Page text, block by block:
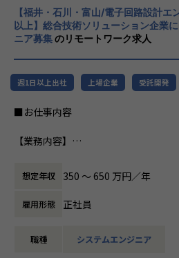
ニアが生涯活躍できる
行っています。
【福井・石川・富山/電子回路設計エ
以上】総合技術ソリューション企業
ニア募集のリモートワーク求人
週1日以上出社 上場企業 受託開発
■お仕事内容
【業務内容】
設計・部品選定）
・回路シミュレーションによる動作検
・試作基板の評価・測定・デバッグ対
・設計改善・コストダウンに向けた改
想定年収 350 〜 650 万円／年
雇用形態 正社員
職種 システムエンジニア